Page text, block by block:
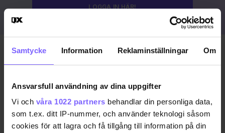
Samtycke Information Reklaminställningar Om
Ansvarsfull användning av dina uppgifter
Vi och våra 1022 partners behandlar din personliga data,
som t.ex. ditt IP-nummer, och använder teknologi såsom
cookies för att lagra och få tillgång till information på din
LOGGA IN HÄR!
Uppdaterad 2024-03-15
KÖPENHAMN PRIDE PRIDE 2023